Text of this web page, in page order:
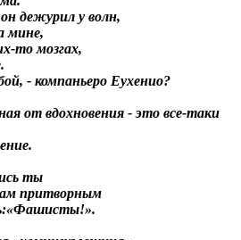
дежурил у волн,
мине,
то мозгах,
- компаньеро Еухенио?
от вдохновения - это все-таки
ты
притворным